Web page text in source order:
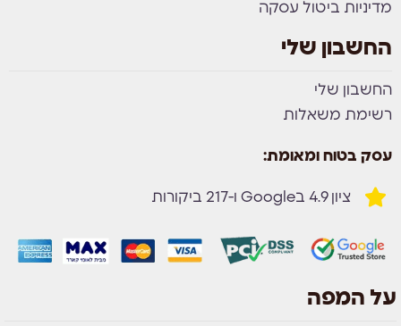
מדיניות ביטול עסקה
החשבון שלי
החשבון שלי
רשימת משאלות
עסק בטוח ומאומת:
ציון 4.9 בGoogle ו-217 ביקורות
על המפה